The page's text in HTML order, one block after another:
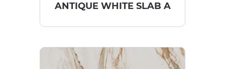
ANTIQUE WHITE SLAB A